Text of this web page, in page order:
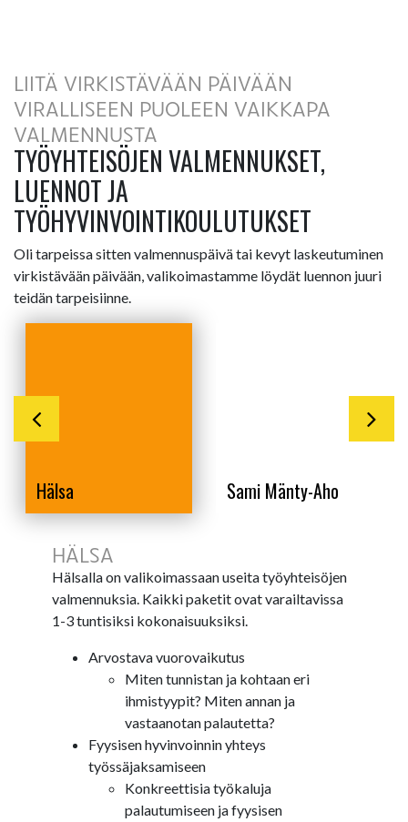
LIITÄ VIRKISTÄVÄÄN PÄIVÄÄN
VIRALLISEEN PUOLEEN VAIKKAPA
VALMENNUSTA
TYÖYHTEISÖJEN VALMENNUKSET,
LUENNOT JA
TYÖHYVINVOINTIKOULUTUKSET
Oli tarpeissa sitten valmennuspäivä tai kevyt laskeutuminen
virkistävään päivään, valikoimastamme löydät luennon juuri
teidän tarpeisiinne.
Hälsa Sami Mänty-Aho
HÄLSA
Hälsalla on valikoimassaan useita työyhteisöjen
valmennuksia. Kaikki paketit ovat varailtavissa
1-3 tuntisiksi kokonaisuuksiksi.
Arvostava vuorovaikutus
Miten tunnistan ja kohtaan eri
ihmistyypit? Miten annan ja
vastaanotan palautetta?
Fyysisen hyvinvoinnin yhteys
työssäjaksamiseen
Konkreettisia työkaluja
palautumiseen ja fyysisen